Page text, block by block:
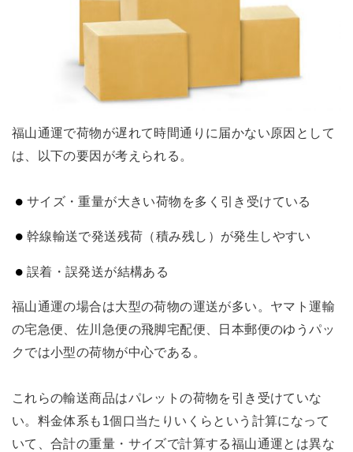
福山通運で荷物が遅れて時間通りに届かない原因として
は、以下の要因が考えられる。
サイズ・重量が大きい荷物を多く引き受けている
幹線輸送で発送残荷（積み残し）が発生しやすい
誤着・誤発送が結構ある
福山通運の場合は大型の荷物の運送が多い。ヤマト運輸
の宅急便、佐川急便の飛脚宅配便、日本郵便のゆうパッ
クでは小型の荷物が中心である。
これらの輸送商品はパレットの荷物を引き受けていな
い。料金体系も1個口当たりいくらという計算になって
いて、合計の重量・サイズで計算する福山通運とは異な